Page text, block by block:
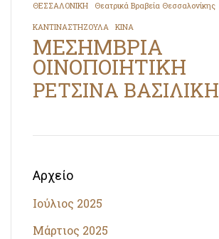
ΘΕΣΣΑΛΟΝΙΚΗ Θεατρικά Βραβεία Θεσσαλονίκης
ΚΑΝΤΙΝΑΣΤΗΖΟΥΛΑ ΚΙΝΑ
ΜΕΣΗΜΒΡΙΑ
ΟΙΝΟΠΟΙΗΤΙΚΗ
ΡΕΤΣΙΝΑ ΒΑΣΙΛΙΚΗ
Αρχείο
Ιούλιος 2025
Μάρτιος 2025